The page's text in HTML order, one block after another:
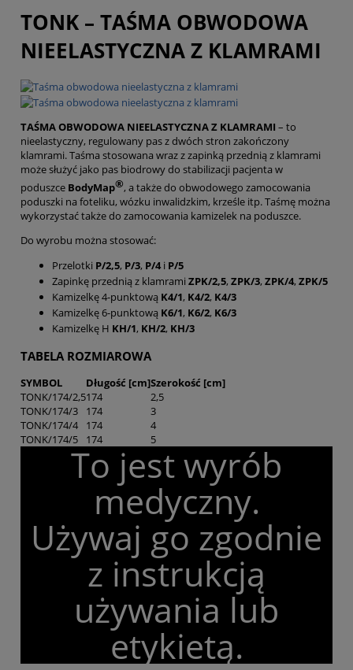
TONK – TAŚMA OBWODOWA
NIEELASTYCZNA Z KLAMRAMI
TAŚMA OBWODOWA NIEELASTYCZNA Z KLAMRAMI – to
nieelastyczny, regulowany pas z dwóch stron zakończony
klamrami. Taśma stosowana wraz z zapinką przednią z klamrami
może służyć jako pas biodrowy do stabilizacji pacjenta w
poduszce BodyMap®, a także do obwodowego zamocowania
poduszki na foteliku, wózku inwalidzkim, krześle itp. Taśmę można
wykorzystać także do zamocowania kamizelek na poduszce.
Do wyrobu można stosować:
Przelotki P/2,5, P/3, P/4i P/5
Zapinkę przednią z klamrami ZPK/2,5, ZPK/3, ZPK/4, ZPK/5
Kamizelkę 4-punktową K4/1, K4/2, K4/3
Kamizelkę 6-punktową K6/1, K6/2, K6/3
Kamizelkę H KH/1, KH/2, KH/3
TABELA ROZMIAROWA
SYMBOL Długość [cm]Szerokość [cm]
TONK/174/2,5174
2,5
TONK/174/3
174
3
TONK/174/4
174
4
TONK/174/5
174 5
To jest wyrób
medyczny.
Używaj go zgodnie
z instrukcją
używania lub
etykietą.